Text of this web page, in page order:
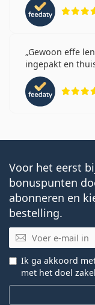
Gewoon effe
ingepakt en
Voor het eerst
bonuspunten
abonneren en
bestelling.
E-mail
Ik ga akkoord
met het doel